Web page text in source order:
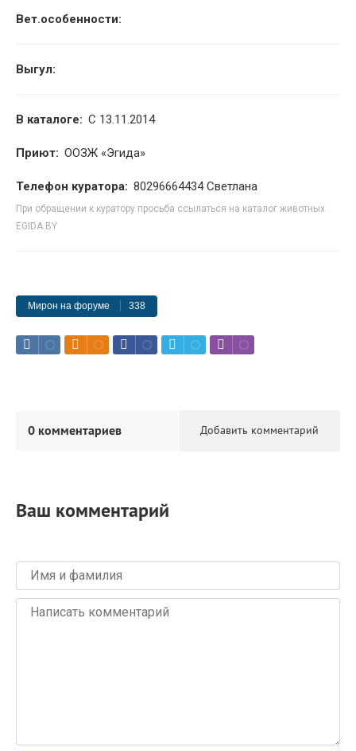
Вет.особенности:
Выгул:
В каталоге: С 13.11.2014
Приют: ООЗЖ «Эгида»
Телефон куратора: 80296664434 Светлана
При обращении к куратору просьба ссылаться на каталог животных
EGIDA.BY
Мирон на форуме 338
Добавить комментарий
0 комментариев
Ваш комментарий